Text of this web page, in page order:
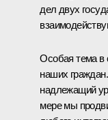
дел двух
Особая тема в
наших
надлежащий
мере мы